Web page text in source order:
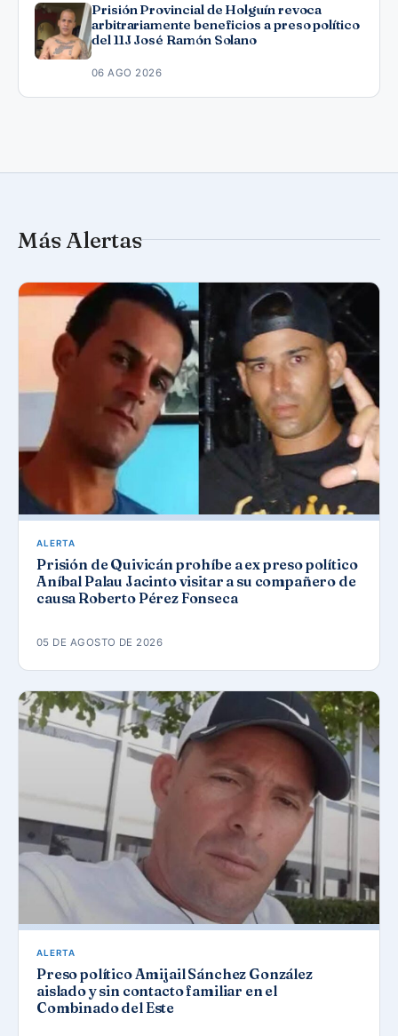
Prisión Provincial de Holguín revoca
arbitrariamente beneficios a preso político
del 11J José Ramón Solano
06 AGO 2026
Más Alertas
ALERTA
Prisión de Quivicán prohíbe a ex preso político
Aníbal Palau Jacinto visitar a su compañero de
causa Roberto Pérez Fonseca
05 DE AGOSTO DE 2026
ALERTA
Preso político Amijail Sánchez González
aislado y sin contacto familiar en el
Combinado del Este